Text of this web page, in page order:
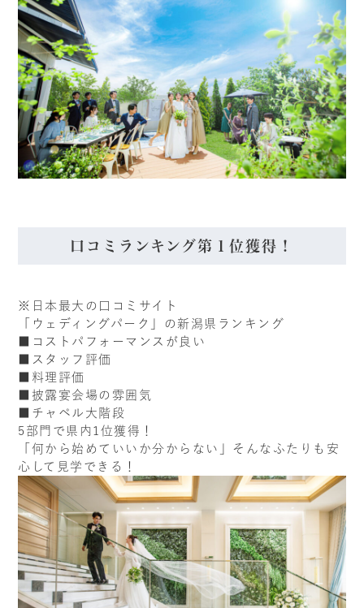
口コミランキング第１位獲得！
※日本最大の口コミサイト
「ウェディングパーク」の新潟県ランキング
■コストパフォーマンスが良い
■スタッフ評価
■料理評価
■披露宴会場の雰囲気
■チャペル大階段
5部門で県内1位獲得！
「何から始めていいか分からない」そんなふたりも安
心して見学できる！